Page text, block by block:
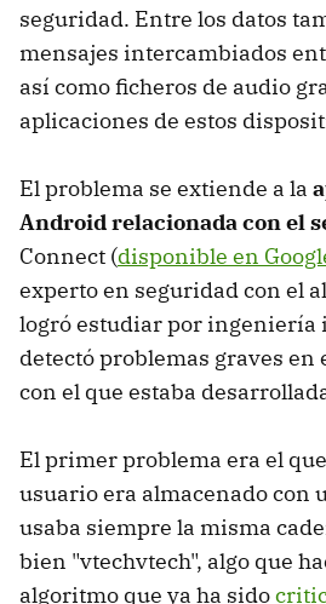
seguridad. Entre los datos
mensajes intercambiados
así como ficheros de audio
aplicaciones de estos
El problema se extiende a la
Android relacionada con el
Connect (disponible en
experto en seguridad con el
logró estudiar por ingeniería
detectó problemas graves en
con el que estaba
El primer problema era el
usuario era almacenado con
usaba siempre la misma
bien "vtechvtech", algo que
algoritmo que ya ha sido